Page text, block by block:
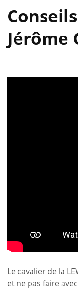
Jérôme
Le cavalier de la
et ne pas faire